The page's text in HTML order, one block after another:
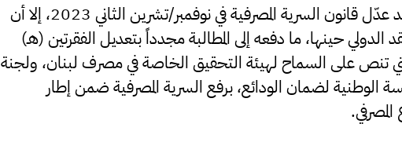
وأضاف أبو شقرا أن لبنان قد عدّل قانون السرية المصرفية في نوفمبر/تشرين الثاني 2023، إلا أن
حينها، ما دفعه إلى المطالبة مجدداً بتعديل الفقرتين (هـ)
تنص على السماح لهيئة التحقيق الخاصة في مصرف لبنان، ولجنة
الوطنية لضمان الودائع، برفع السرية المصرفية ضمن إطار